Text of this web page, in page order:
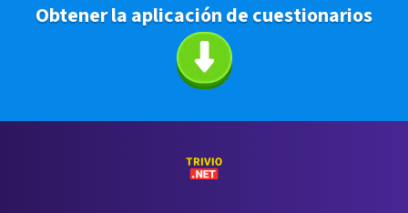
Obtener la aplicación de cuestionarios